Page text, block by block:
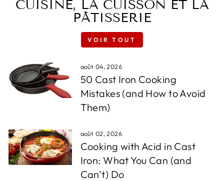
CUISINE, LA CUISSON ET LA
PÂTISSERIE
VOIR TOUT
août 04, 2026
50 Cast Iron Cooking
Mistakes (and How to Avoid
Them)
août 02, 2026
Cooking with Acid in Cast
Iron: What You Can (and
Can't) Do